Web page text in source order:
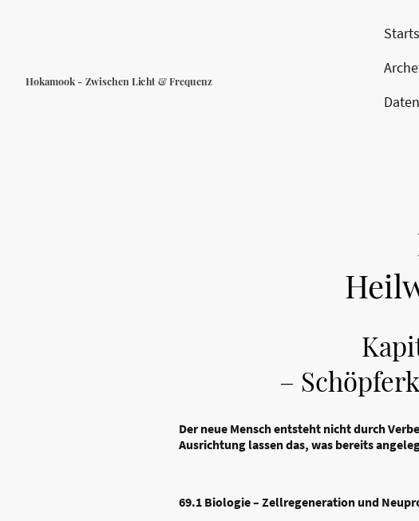
Hokamook - Zwischen Licht & Frequenz
–
Der neue Mensch entsteht nicht durch
Ausrichtung lassen das, was bereits
69.1 Biologie – Zellregeneration und